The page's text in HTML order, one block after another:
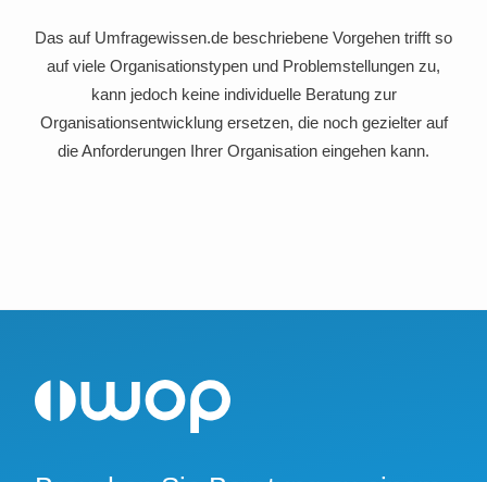
Das auf Umfragewissen.de beschriebene Vorgehen trifft so
auf viele Organisationstypen und Problemstellungen zu,
kann jedoch keine individuelle Beratung zur
Organisationsentwicklung ersetzen, die noch gezielter auf
die Anforderungen Ihrer Organisation eingehen kann.